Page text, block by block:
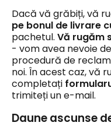
Dacă vă grăbiți, vă
pe bonul de livrare
pachetul. Vă rugăm
- vom avea nevoie
procedură de
noi. În acest caz, vă
completați
trimiteți un e-mail.
Daune ascunse